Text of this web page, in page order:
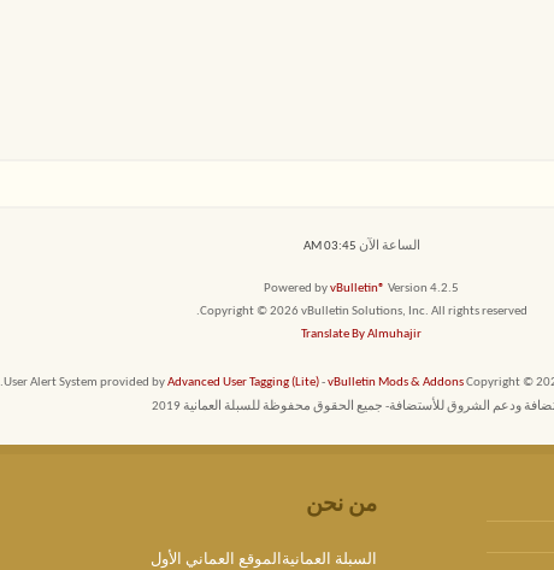
الساعة الآن 03:45 AM
Powered byvBulletin® Version 4.2.5
Copyright © 2026 vBulletin Solutions, Inc. All rights reserved.
Translate By Almuhajir
User Alert System provided byAdvanced User Tagging (Lite)-vBulletin Mods & AddonsCopyright ©
ودعم الشروق للأستضافة- جميع الحقوق محفوظة للسبلة العمانية 2019
من نحن
السبلة العمانيةالموقع العماني الأول